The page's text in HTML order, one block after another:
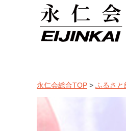
永仁会総合TOP > ふるさと